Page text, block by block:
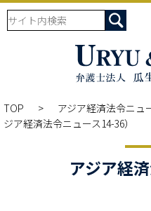
TOP アジア経済法令ニュ
ジア経済法令ニュース14-36）
アジア経